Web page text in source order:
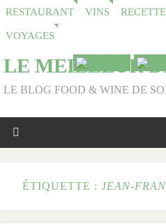
RESTAURANT VINS
VOYAGES
LE MEILLEUR
LE BLOG FOOD & WINE DE
ÉTIQUETTE : JEAN-